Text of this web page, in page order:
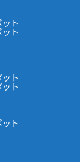
ト
ト
ト
ト
ト